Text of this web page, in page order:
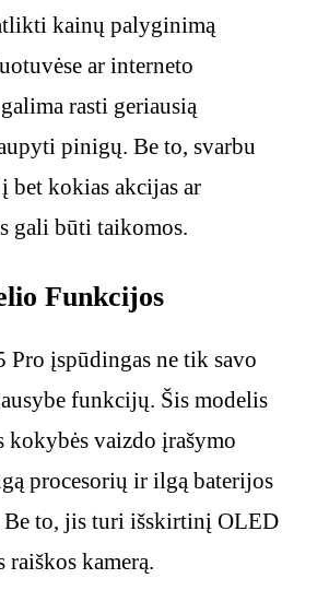
kainų palyginimą
ar interneto
rasti geriausią
pinigų. Be to, svarbu
bet kokias akcijas ar
gali būti taikomos.
Funkcijos
Pro įspūdingas ne tik savo
funkcijų. Šis modelis
kokybės vaizdo įrašymo
procesorių ir ilgą baterijos
Be to, jis turi išskirtinį OLED
raiškos kamerą.